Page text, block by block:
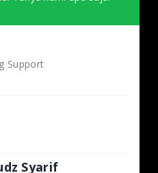
No.36 1, RT.1/RW.2,
Jakarta Selatan, Daerah
Support
Syarif